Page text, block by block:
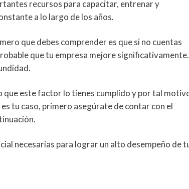
recursos para capacitar, entrenar y
a lo largo de los años.
que debes comprender es que si no cuentas
que tu empresa mejore significativamente.
este factor lo tienes cumplido y por tal
tu caso, primero asegúrate de contar con el
necesarias para lograr un alto desempeño de